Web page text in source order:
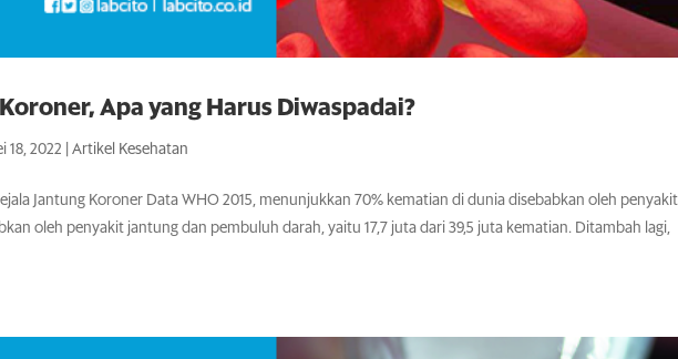
Apa yang Harus Diwaspadai?
18, 2022 |Artikel Kesehatan
Jantung Koroner Data WHO 2015, menunjukkan 70% kematian di dunia disebabkan oleh
oleh penyakit jantung dan pembuluh darah, yaitu 17,7 juta dari 39,5 juta kematian. Ditambah lagi,